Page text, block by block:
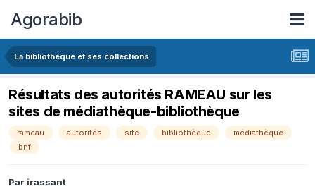
Agorabib
La bibliothèque et ses collections
Résultats des autorités RAMEAU sur les
sites de médiathèque-bibliothèque
rameau autorités site bibliothèque
médiathèque
bnf
Par irassant